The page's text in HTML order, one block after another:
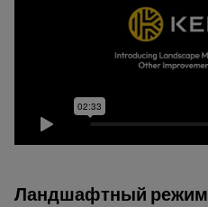
Ландшафтный режим